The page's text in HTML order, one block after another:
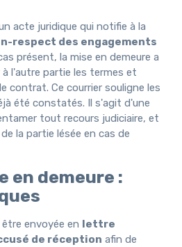
acte juridique qui notifie à la
respect des engagements
présent, la mise en demeure a
l'autre partie les termes et
contrat. Ce courrier souligne les
été constatés. Il s'agit d'une
tout recours judiciaire, et
la partie lésée en cas de
en demeure :
envoyée en lettre
de réception afin de